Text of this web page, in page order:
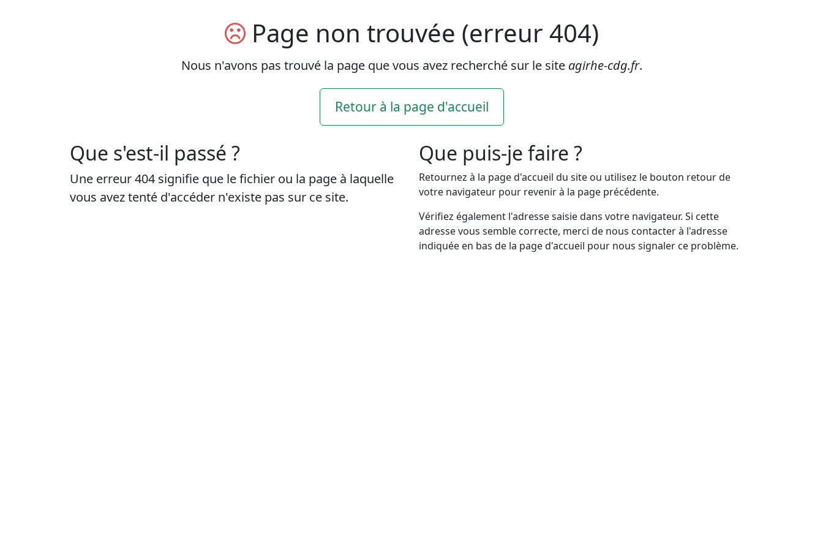
Page non trouvée (erreur 404)
Nous n'avons pas trouvé la page que vous avez recherché sur le site agirhe-cdg.fr.
Retour à la page d'accueil
Que s'est-il passé ?
Une erreur 404 signifie que le fichier ou la page à laquelle
vous avez tenté d'accéder n'existe pas sur ce site.
Que puis-je faire ?
Retournez à la page d'accueil du site ou utilisez le bouton retour de
votre navigateur pour revenir à la page précédente.
Vérifiez également l'adresse saisie dans votre navigateur. Si cette
adresse vous semble correcte, merci de nous contacter à l'adresse
indiquée en bas de la page d'accueil pour nous signaler ce problème.